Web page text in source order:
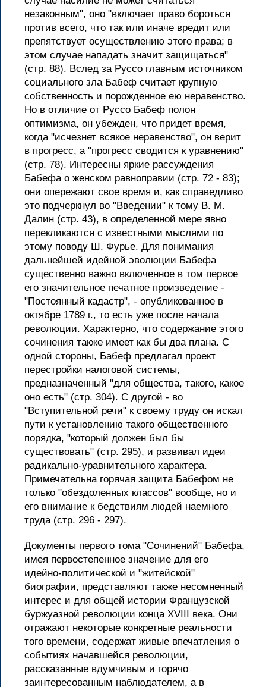
незаконным", оно "включает право бороться
против всего, что так или иначе вредит или
препятствует осуществлению этого права; в
этом случае нападать значит защищаться"
(стр. 88). Вслед за Руссо главным источником
социального зла Бабеф считает крупную
собственность и порожденное ею неравенство.
Но в отличие от Руссо Бабеф полон
оптимизма, он убежден, что придет время,
когда "исчезнет всякое неравенство", он верит
в прогресс, а "прогресс сводится к уравнению"
(стр. 78). Интересны яркие рассуждения
Бабефа о женском равноправии (стр. 72 - 83);
они опережают свое время и, как справедливо
это подчеркнул во "Введении" к тому В. М.
Далин (стр. 43), в определенной мере явно
перекликаются с известными мыслями по
этому поводу Ш. Фурье. Для понимания
дальнейшей идейной эволюции Бабефа
существенно важно включенное в том первое
его значительное печатное произведение -
"Постоянный кадастр", - опубликованное в
октябре 1789 г., то есть уже после начала
революции. Характерно, что содержание этого
сочинения также имеет как бы два плана. С
одной стороны, Бабеф предлагал проект
перестройки налоговой системы,
предназначенный "для общества, такого, какое
оно есть" (стр. 304). С другой - во
"Вступительной речи" к своему труду он искал
пути к установлению такого общественного
порядка, "который должен был бы
существовать" (стр. 295), и развивал идеи
радикально-уравнительного характера.
Примечательна горячая защита Бабефом не
только "обездоленных классов" вообще, но и
его внимание к бедствиям людей наемного
труда (стр. 296 - 297).
Документы первого тома "Сочинений" Бабефа,
имея первостепенное значение для его
идейно-политической и "житейской"
биографии, представляют также несомненный
интерес и для общей истории Французской
буржуазной революции конца XVIII века. Они
отражают некоторые конкретные реальности
того времени, содержат живые впечатления о
событиях начавшейся революции,
рассказанные вдумчивым и горячо
заинтересованным наблюдателем, а в